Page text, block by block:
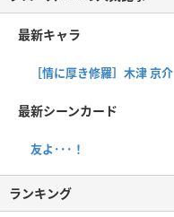
最新キャラ
［情に厚き修羅］木津 京介
最新シーンカード
友よ･･･！
ランキング